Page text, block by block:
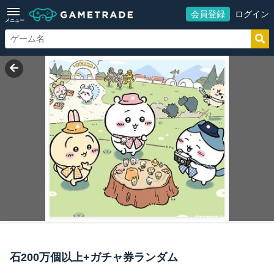
メニュー
会員登録 ログイン
石200万個以上+ガチャ券ランダム